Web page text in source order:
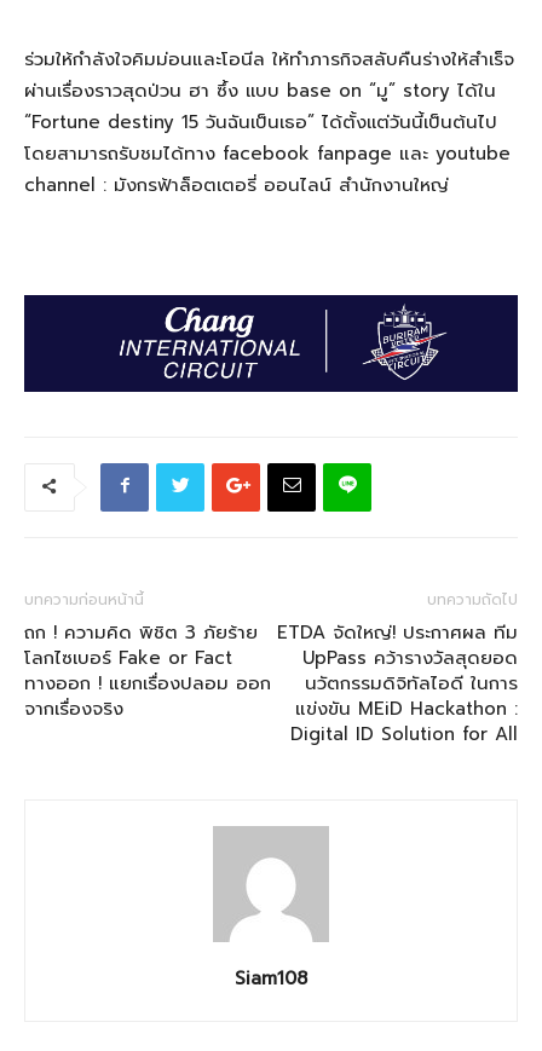
ร่วมให้กำลังใจคิมม่อนและโอนีล ให้ทำภารกิจสลับคืนร่างให้สำเร็จ
ผ่านเรื่องราวสุดป่วน ฮา ซึ้ง เเบบ base on “มู” story ได้ใน
“Fortune destiny 15 วันฉันเป็นเธอ” ได้ตั้งเเต่วันนี้เป็นต้นไป
โดยสามารถรับชมได้ทาง facebook fanpage และ youtube
channel : มังกรฟ้าล็อตเตอรี่ ออนไลน์ สำนักงานใหญ่
บทความก่อนหน้านี้
ถก ! ความคิด พิชิต 3 ภัยร้าย
โลกไซเบอร์ Fake or Fact
ทางออก ! แยกเรื่องปลอม ออก
จากเรื่องจริง
บทความถัดไป
ETDA จัดใหญ่! ประกาศผล ทีม
UpPass คว้ารางวัลสุดยอด
นวัตกรรมดิจิทัลไอดี ในการ
แข่งขัน MEiD Hackathon :
Digital ID Solution for All
Siam108